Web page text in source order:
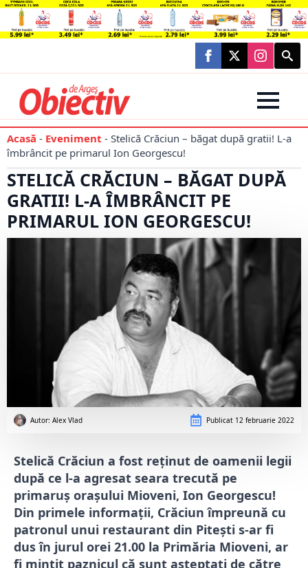
Search
for:
Acasă - Eveniment - Stelică Crăciun – băgat după gratii! L-a
îmbrâncit pe primarul Ion Georgescu!
STELICĂ CRĂCIUN – BĂGAT DUPĂ
GRATII! L-A ÎMBRÂNCIT PE
PRIMARUL ION GEORGESCU!
Autor: Alex Vlad Publicat 12 februarie 2022
Stelică Crăciun a fost reținut de oamenii legii
după ce l-a agresat seara trecută pe
primaruș orașului Mioveni, Ion Georgescu!
Din primele informații, Crăciun împreună cu
patronul unui restaurant din Pitești s-ar fi
dus în jurul orei 21.00 la Primăria Mioveni, ar
fi mințit paznicul că sunt așteptați de către